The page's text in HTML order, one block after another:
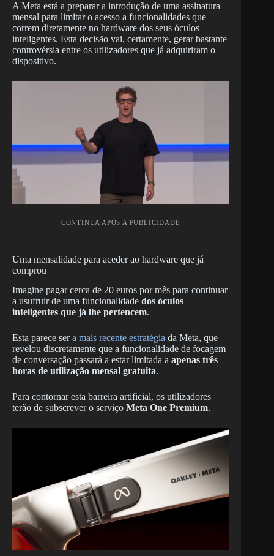
A Meta está a preparar a introdução de uma assinatura
mensal para limitar o acesso a funcionalidades que
correm diretamente no hardware dos seus óculos
inteligentes. Esta decisão vai, certamente, gerar bastante
controvérsia entre os utilizadores que já adquiriram o
dispositivo.
CONTINUA APÓS A PUBLICIDADE
Uma mensalidade para aceder ao hardware que já
comprou
Imagine pagar cerca de 20 euros por mês para continuar
a usufruir de uma funcionalidade dos óculos
inteligentes que já lhe pertencem.
Esta parece sera mais recente estratégia da Meta, que
revelou discretamente que a funcionalidade de focagem
de conversação passará a estar limitada a apenas três
horas de utilização mensal gratuita.
Para contornar esta barreira artificial, os utilizadores
terão de subscrever o serviço Meta One Premium.